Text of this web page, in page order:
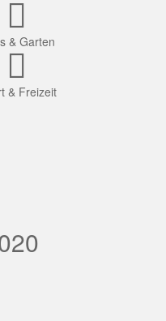
& Garten
& Freizeit